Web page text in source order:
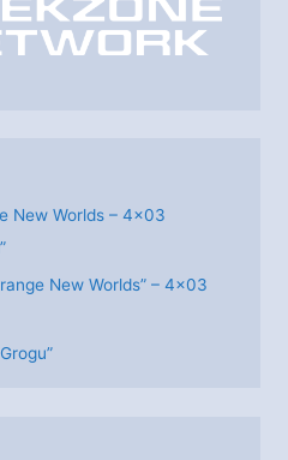
New Worlds – 4×03
New Worlds” – 4×03